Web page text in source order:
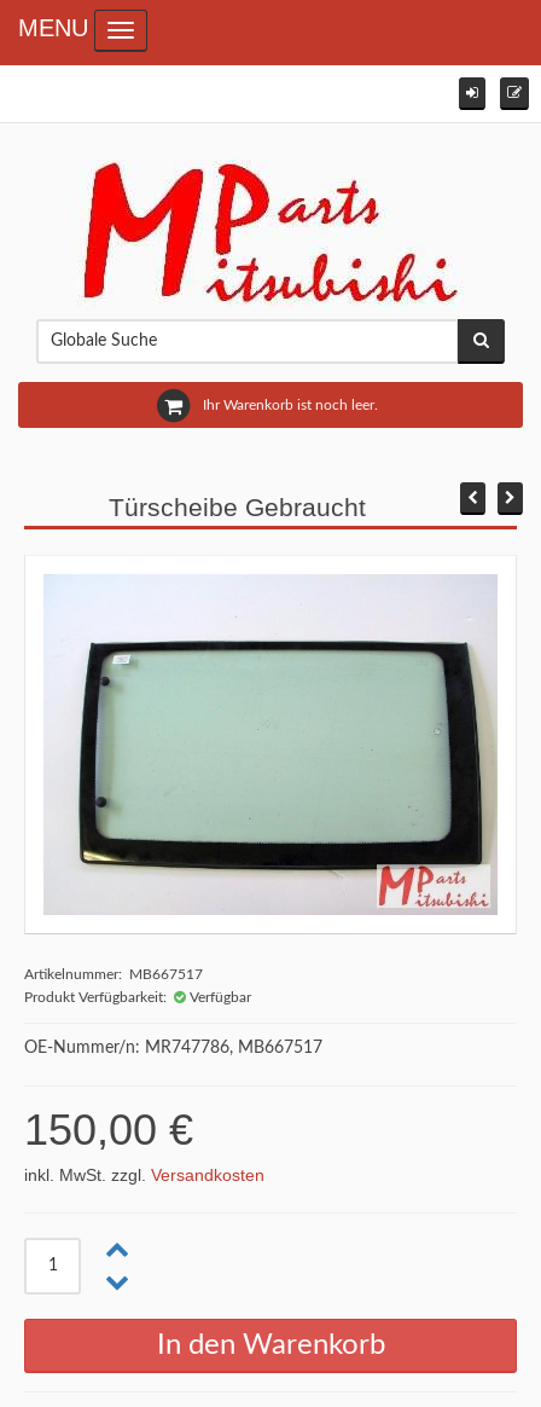
Ihr Warenkorb ist noch leer.
MENU Toggle navigation
Türscheibe Gebraucht
Artikelnummer: MB667517
Produkt Verfügbarkeit:
Verfügbar
OE-Nummer/n: MR747786, MB667517
150,00 €
inkl. MwSt. zzgl. Versandkosten